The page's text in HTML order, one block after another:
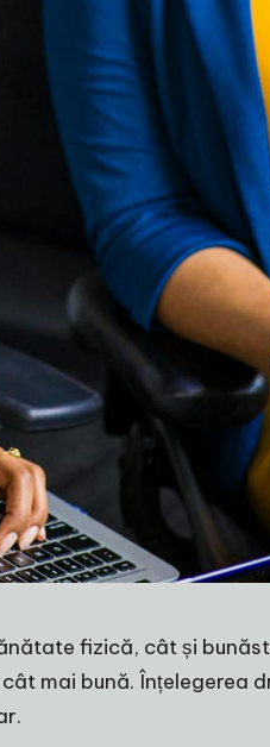
fizică, cât și
mai bună. Înțelegerea